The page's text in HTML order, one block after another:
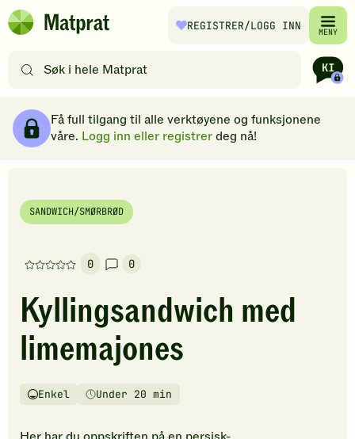
Hopp til hovedinnhold
Matprat
REGISTRER/LOGG INN MENY
etter
filtre
Få full tilgang til alle verktøyene og funksjonene
våre. Logg inn eller registrerdeg nå!
SANDWICH/SMØRBRØD
0
Denne
har
foreløpig
ingen
vurderinger.
den
til
0
Kyllingsandwich med
limemajones
Vanskelighetsgrad
Enkel
TilberedningstidUnder 20 min